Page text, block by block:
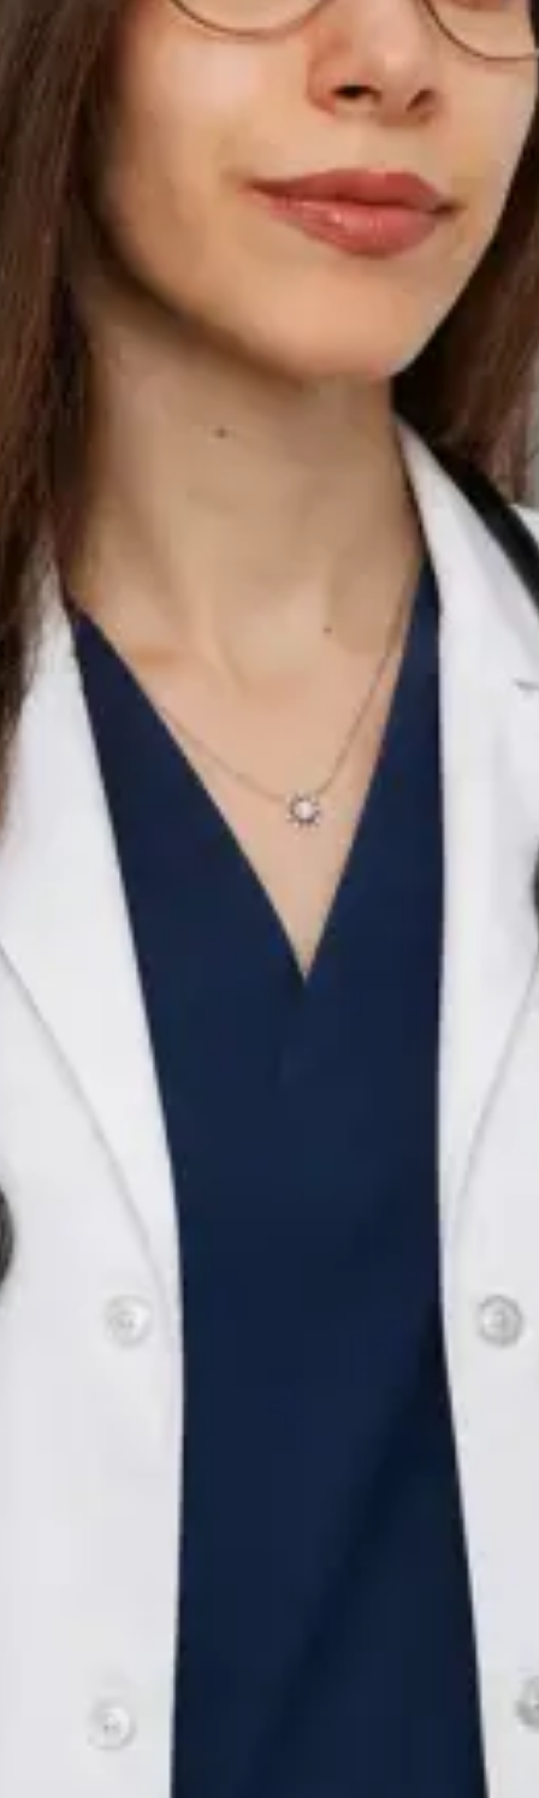
sistemul românesc. Pregătirea în terapie intensivă nu
înseamnă că Dr. Brînduș tratează doar urgențe. Înseamnă că
știe exact când ceva este urgent și când nu — una dintre cele
mai valoroase abilități într-o consultație online, unde
evaluarea precisă a situației clinice este esențială. Deține
Diploma Europeană în Anestezie și Terapie Intensivă (EDAIC),
Partea I. Ce tratează: Afecțiuni acute — infecții respiratorii,
febră, gripă, dureri în gât, infecții ale urechii Infecții urinare și
simptome urinare Managementul bolilor cronice —
hipertensiune, diabet, astm, reflux, colesterol ridicat,
hipotiroidism Probleme dermatologice — erupții cutanate,
eczemă, acnee, reacții alergice cutanate Sănătatea bărbaților
și femeilor — anticoncepție, probleme hormonale, sănătate
sexuală Sănătate mintală — anxietate, depresie, management
al stresului și trimitere la specialist Îngrijire preventivă —
evaluări de sănătate, consiliere privind stilul de viață,
recomandări de screening Managementul durerii — evaluarea
și managementul durerii cronice și postoperatorii Sfaturi
perioperatorii — pregătire pre-operatorie, întrebări despre
anestezie, recuperare post-operatorie Reînnoirea prescripțiilor
și revizuirea medicației Adeverințe medicale și scrisori
medicale Trimiteri pentru investigații, analize de laborator sau
consultații de specialitate Abordarea sa: Fiecare consultație cu
Dr. Brînduș este personalizată, bazată pe dovezi și condusă la
același standard clinic pe care l-ați aștepta de la o consultație
față în față. Este cunoscut pentru valorile etice solide, gândirea
analitică și comunicarea clară — calități pe care anii petrecuți
în terapie intensivă le formează mai bine decât oricare alt
mediu clinic. Calificări: EDAIC Partea I — European Board of
Anaesthesiology Medic specialist — Anestezie și Terapie
Intensivă Rezidențiat ATI — Spitalul Clinic de Urgență
Floreasca, București Medic registrator ATI — Spitalul
Universitar Tallaght, Irlanda Medic registrator ATI — Spitalul
Universitar Mater Misericordiae, Dublin Absolvent —
Facultatea de Medicină, UMF Craiova Înregistrat la Colegiul
Medicilor din România (CMR nr. 152462)
Rezervă cu Robert
Dr Alexandra Palaga
Alegeți o oră